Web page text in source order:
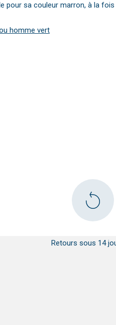
pour sa couleur marron, à la
homme vert
Retours sous 14